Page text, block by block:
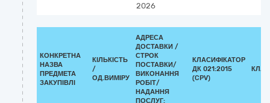
2026
КОНКРЕТНА
НАЗВА
ПРЕДМЕТА
ЗАКУПІВЛІ
КІЛЬКІСТЬ
/
ОД.ВИМІРУ
АДРЕСА
ДОСТАВКИ /
СТРОК
ПОСТАВКИ/
ВИКОНАННЯ
РОБІТ/
НАДАННЯ
ПОСЛУГ:
КЛАСИФІКАТОР
ДК 021:2015
(CPV)